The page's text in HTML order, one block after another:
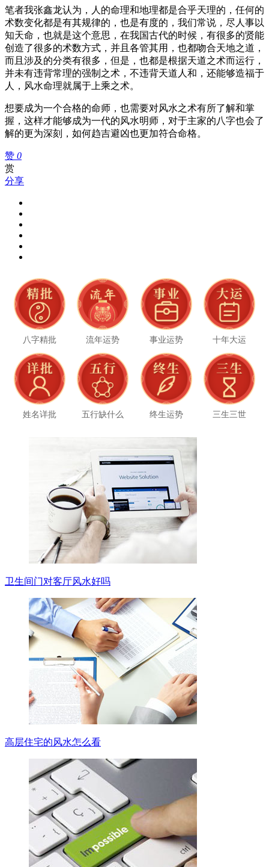
笔者我张鑫龙认为，人的命理和地理都是合乎天理的，任何的
术数变化都是有其规律的，也是有度的，我们常说，尽人事以
知天命，也就是这个意思，在我国古代的时候，有很多的贤能
创造了很多的术数方式，并且各管其用，也都吻合天地之道，
而且涉及的分类有很多，但是，也都是根据天道之术而运行，
并未有违背常理的强制之术，不违背天道人和，还能够造福于
人，风水命理就属于上乘之术。
想要成为一个合格的命师，也需要对风水之术有所了解和掌
握，这样才能够成为一代的风水明师，对于主家的八字也会了
解的更为深刻，如何趋吉避凶也更加符合命格。
赞 0
赏
分享
八字精批 流年运势 事业运势 十年大运
姓名详批 五行缺什么 终生运势 三生三世
卫生间门对客厅风水好吗
高层住宅的风水怎么看